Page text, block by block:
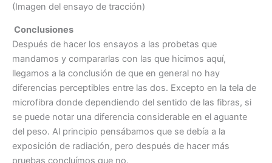
(Imagen del ensayo de tracción)
Conclusiones
Después de hacer los ensayos a las probetas que
mandamos y compararlas con las que hicimos aquí,
llegamos a la conclusión de que en general no hay
diferencias perceptibles entre las dos. Excepto en la tela de
microfibra donde dependiendo del sentido de las fibras, si
se puede notar una diferencia considerable en el aguante
del peso. Al principio pensábamos que se debía a la
exposición de radiación, pero después de hacer más
pruebas concluímos que no.